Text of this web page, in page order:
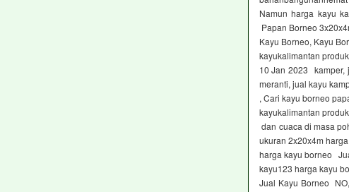
Namun harga kayu
Papan Borneo
Kayu Borneo, Kayu
kayukalimantan
10 Jan 2023 kamper,
meranti, jual kayu
, Cari kayu borneo
kayukalimantan
dan cuaca di masa
ukuran 2x20x4m
harga kayu borneo
kayu123 harga kayu
Jual Kayu Borneo